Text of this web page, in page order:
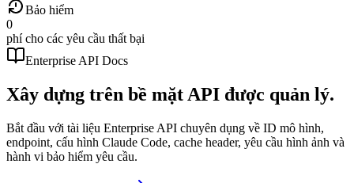
Bảo hiểm
0
phí cho các yêu cầu thất bại
Enterprise API Docs
Xây dựng trên bề mặt API được quản lý.
Bắt đầu với tài liệu Enterprise API chuyên dụng về ID mô hình,
endpoint, cấu hình Claude Code, cache header, yêu cầu hình ảnh và
hành vi bảo hiểm yêu cầu.